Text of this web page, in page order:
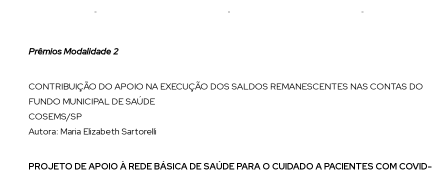
Prêmios Modalidade 2
CONTRIBUIÇÃO DO APOIO NA EXECUÇÃO DOS SALDOS REMANESCENTES NAS CONTAS DO
FUNDO MUNICIPAL DE SAÚDE
COSEMS/SP
Autora: Maria Elizabeth Sartorelli
PROJETO DE APOIO À REDE BÁSICA DE SAÚDE PARA O CUIDADO A PACIENTES COM COVID-